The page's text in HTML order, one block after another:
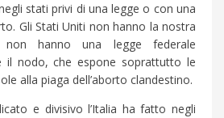
stati privi di una legge o con una
Gli Stati Uniti non hanno la nostra
hanno una legge federale
il nodo, che espone soprattutto le
alla piaga dell’aborto clandestino.
e divisivo l’Italia ha fatto negli